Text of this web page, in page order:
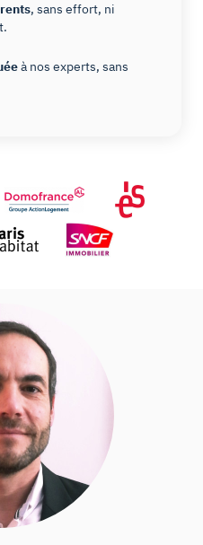
, sans effort, ni
à nos experts, sans